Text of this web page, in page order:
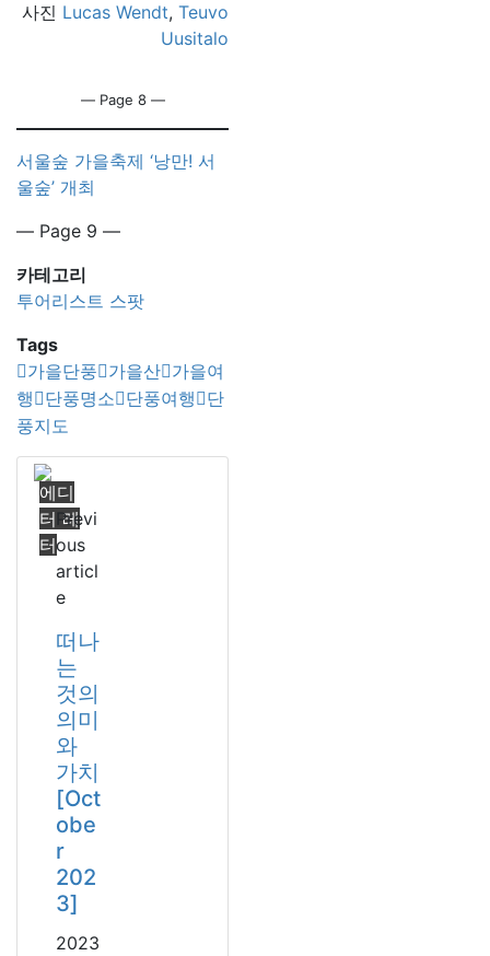
사진 Lucas Wendt, Teuvo
Uusitalo
― Page 8 ―
서울숲 가을축제 ‘낭만! 서
울숲’ 개최
― Page 9 ―
카테고리
투어리스트 스팟
Tags
가을단풍 가을산 가을여
행
단풍명소 단풍여행
단
풍지도
에디
터 레
터
Previ
ous
articl
e
떠나
는
것의
의미
와
가치
[Oct
obe
r
202
3]
2023